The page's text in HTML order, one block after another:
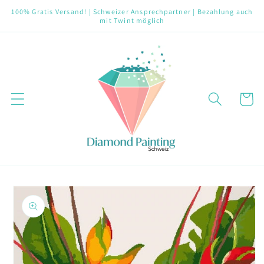
zum
100% Gratis Versand! | Schweizer Ansprechpartner | Bezahlung auch
mit Twint möglich